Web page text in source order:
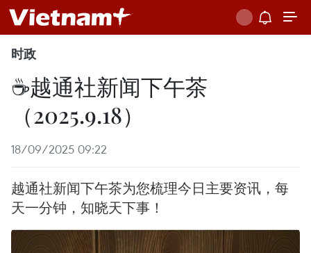
时政
☕️越通社新闻下午茶
（2025.9.18）
18/09/2025 09:22
越通社新闻下午茶为您梳理今日主要资讯，每
天一分钟，知晓天下事！